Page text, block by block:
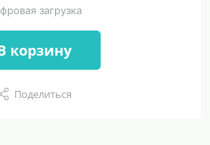
загрузка
корзину
Поделиться